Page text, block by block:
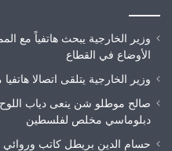
وزير الخارجية يبحث هاتفياً مع
الأوضاع في القطاع
وزير الخارجية يتلقى اتصالا
صالح موطلو شن ينعى دياب
دبلوماسي مخلص لفلسطين
حسام الدين بريطل كاتب وروائي